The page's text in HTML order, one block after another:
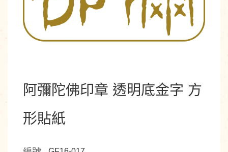
阿彌陀佛印章 透明底金字 方
形貼紙